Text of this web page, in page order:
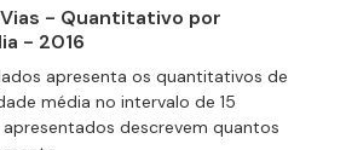
- Quantitativo por
- 2016
apresenta os quantitativos de
média no intervalo de 15
descrevem quantos